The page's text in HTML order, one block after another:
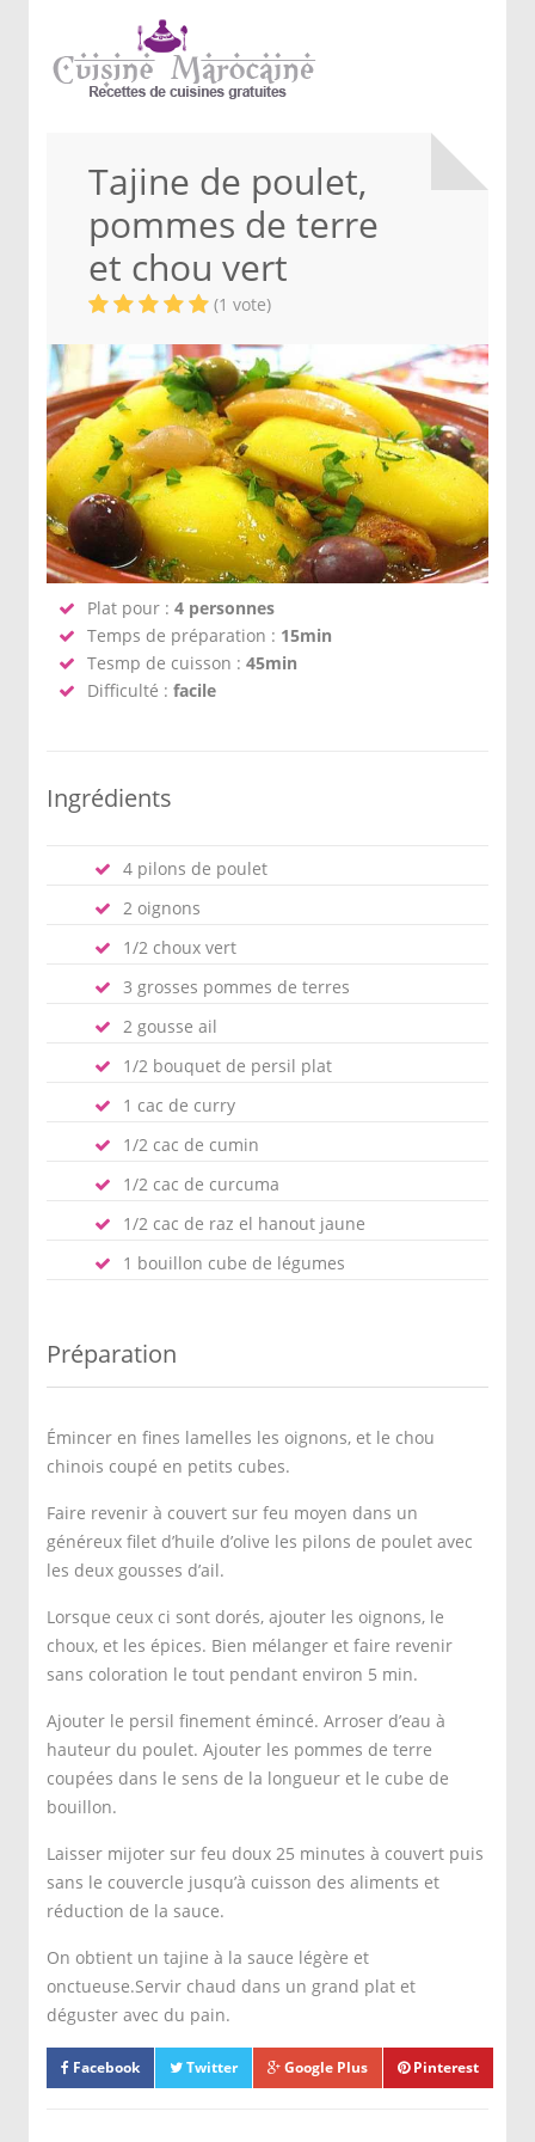
Tajine de poulet,
pommes de terre
et chou vert
(1 vote)
Plat pour : 4 personnes
Temps de préparation : 15min
Tesmp de cuisson : 45min
Difficulté : facile
Ingrédients
4 pilons de poulet
2 oignons
1/2 choux vert
3 grosses pommes de terres
2 gousse ail
1/2 bouquet de persil plat
1 cac de curry
1/2 cac de cumin
1/2 cac de curcuma
1/2 cac de raz el hanout jaune
1 bouillon cube de légumes
Préparation
Émincer en fines lamelles les oignons, et le chou
chinois coupé en petits cubes.
Faire revenir à couvert sur feu moyen dans un
généreux filet d’huile d’olive les pilons de poulet avec
les deux gousses d’ail.
Lorsque ceux ci sont dorés, ajouter les oignons, le
choux, et les épices. Bien mélanger et faire revenir
sans coloration le tout pendant environ 5 min.
Ajouter le persil finement émincé. Arroser d’eau à
hauteur du poulet. Ajouter les pommes de terre
coupées dans le sens de la longueur et le cube de
bouillon.
Laisser mijoter sur feu doux 25 minutes à couvert puis
sans le couvercle jusqu’à cuisson des aliments et
réduction de la sauce.
On obtient un tajine à la sauce légère et
onctueuse.Servir chaud dans un grand plat et
déguster avec du pain.
Facebook Twitter Google Plus Pinterest